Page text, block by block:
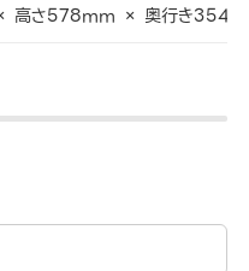
高さ578mm × 奥行き